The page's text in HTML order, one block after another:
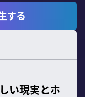
する
い現実とホ